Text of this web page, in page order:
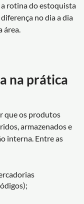
rotina do estoquista
no dia a dia
área.
na prática
que os produtos
armazenados e
interna. Entre as